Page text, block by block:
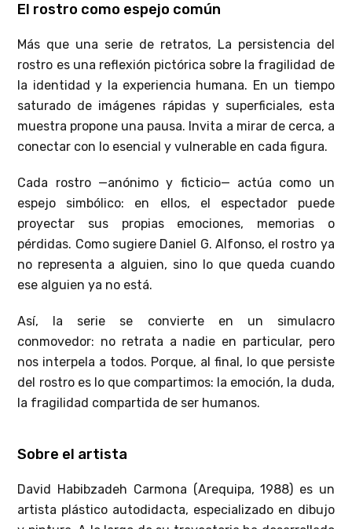
El rostro como espejo común
Más que una serie de retratos, La persistencia del
rostro es una reflexión pictórica sobre la fragilidad de
la identidad y la experiencia humana. En un tiempo
saturado de imágenes rápidas y superficiales, esta
muestra propone una pausa. Invita a mirar de cerca, a
conectar con lo esencial y vulnerable en cada figura.
Cada rostro —anónimo y ficticio— actúa como un
espejo simbólico: en ellos, el espectador puede
proyectar sus propias emociones, memorias o
pérdidas. Como sugiere Daniel G. Alfonso, el rostro ya
no representa a alguien, sino lo que queda cuando
ese alguien ya no está.
Así, la serie se convierte en un simulacro
conmovedor: no retrata a nadie en particular, pero
nos interpela a todos. Porque, al final, lo que persiste
del rostro es lo que compartimos: la emoción, la duda,
la fragilidad compartida de ser humanos.
Sobre el artista
David Habibzadeh Carmona (Arequipa, 1988) es un
artista plástico autodidacta, especializado en dibujo